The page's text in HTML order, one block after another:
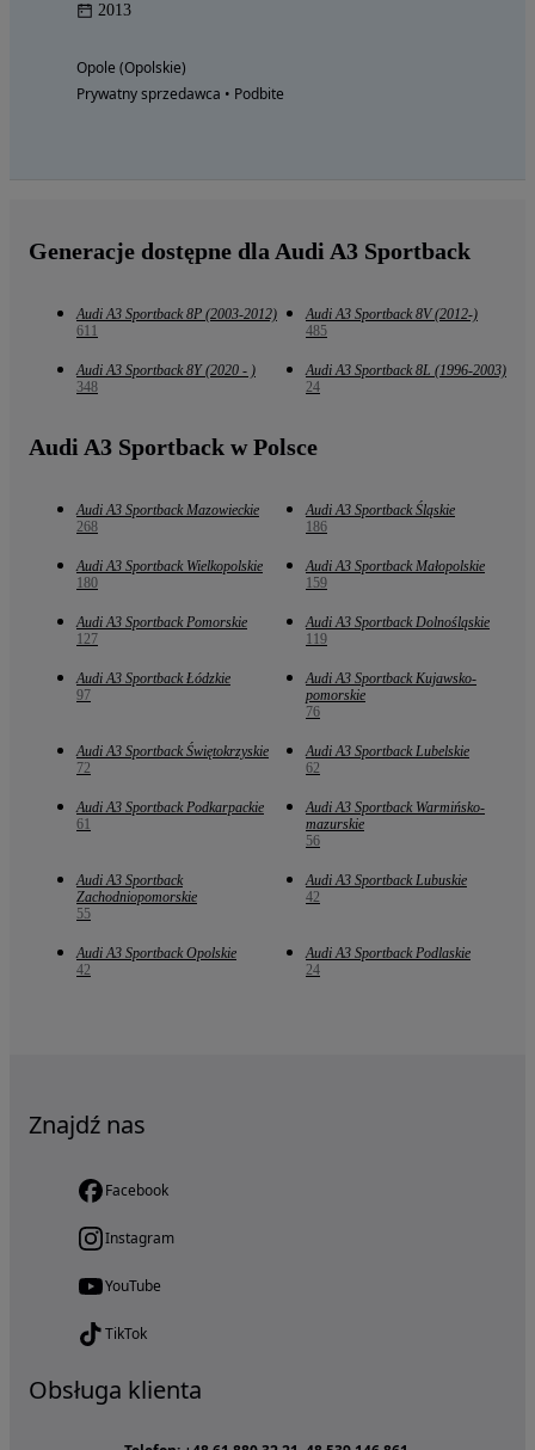
2013
Opole (Opolskie)
Prywatny sprzedawca • Podbite
Generacje dostępne dla Audi A3 Sportback
Audi A3 Sportback 8P (2003-2012)
611
Audi A3 Sportback 8V (2012-)
485
Audi A3 Sportback 8Y (2020 - )
348
Audi A3 Sportback 8L (1996-2003)
24
Audi A3 Sportback w Polsce
Audi A3 Sportback Mazowieckie
268
Audi A3 Sportback Śląskie
186
Audi A3 Sportback Wielkopolskie
180
Audi A3 Sportback Małopolskie
159
Audi A3 Sportback Pomorskie
127
Audi A3 Sportback Dolnośląskie
119
Audi A3 Sportback Łódzkie
97
Audi A3 Sportback Kujawsko-
pomorskie
76
Audi A3 Sportback Świętokrzyskie
72
Audi A3 Sportback Lubelskie
62
Audi A3 Sportback Podkarpackie
61
Audi A3 Sportback Warmińsko-
mazurskie
56
Audi A3 Sportback
Zachodniopomorskie
55
Audi A3 Sportback Lubuskie
42
Audi A3 Sportback Opolskie
42
Audi A3 Sportback Podlaskie
24
Znajdź nas
Facebook
Instagram
YouTube
TikTok
Obsługa klienta